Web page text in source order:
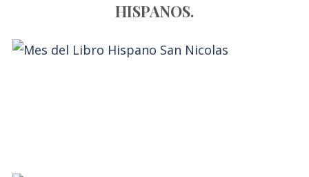
HISPANOS.